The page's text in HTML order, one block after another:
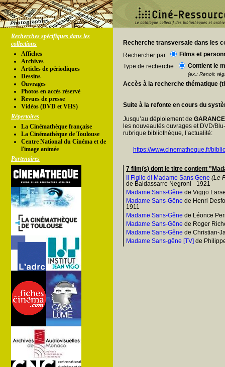
Recherches spécifiques dans les
collections
Affiches
Archives
Articles de périodiques
Dessins
Ouvrages
Photos en accés réservé
Revues de presse
Vidéos (DVD et VHS)
Répertoires
La Cinémathèque française
La Cinémathèque de Toulouse
Centre National du Cinéma et de
l'image animée
Partenaires
Recherche transversale dans les
Rechercher par :
Films et
Type de recherche :
Contient le
(ex.: Renoir,
Accès à la recherche thématique
Suite à la refonte en cours du
Jusqu’au déploiement de
les nouveautés ouvrages et DVD/
rubrique bibliothèque, l’actualité:
https://www.cinematheque.fr/
7 film(s) dont le titre contient
Il Figlio di Madame Sans Gene (Le
de Baldassarre Negroni - 1921
Madame Sans-Gêne de Viggo
Madame Sans-Gêne de Henri
1911
Madame Sans-Gêne de Léonce
Madame Sans-Gêne de Roger
Madame Sans-Gêne de Christian-
Madame Sans-gêne [TV] de